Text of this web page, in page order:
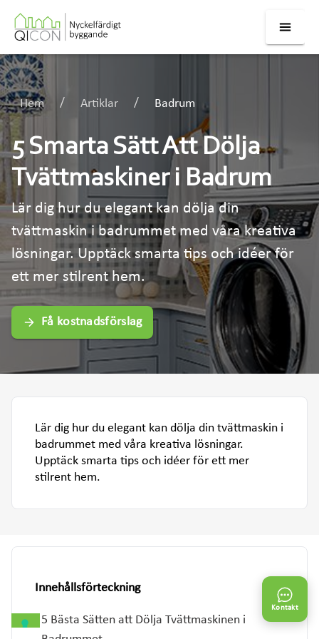
Hem Artiklar Badrum
5 Smarta Sätt Att Dölja
Tvättmaskiner i Badrum
Lär dig hur du elegant kan dölja din
tvättmaskin i badrummet med våra kreativa
lösningar. Upptäck smarta tips och idéer för
ett mer stilrent hem.
Få kostnadsförslag
Lär dig hur du elegant kan dölja din tvättmaskin i
badrummet med våra kreativa lösningar.
Upptäck smarta tips och idéer för ett mer
stilrent hem.
Innehållsförteckning
5 Bästa Sätten att Dölja Tvättmaskinen i
Kontakt